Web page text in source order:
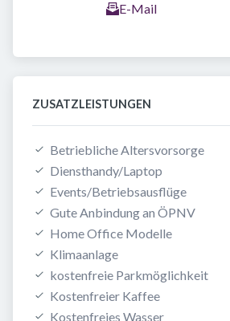
E-Mail
ZUSATZLEISTUNGEN
Betriebliche Altersvorsorge
Diensthandy/Laptop
Events/Betriebsausflüge
Gute Anbindung an ÖPNV
Home Office Modelle
Klimaanlage
kostenfreie Parkmöglichkeit
Kostenfreier Kaffee
Kostenfreies Wasser